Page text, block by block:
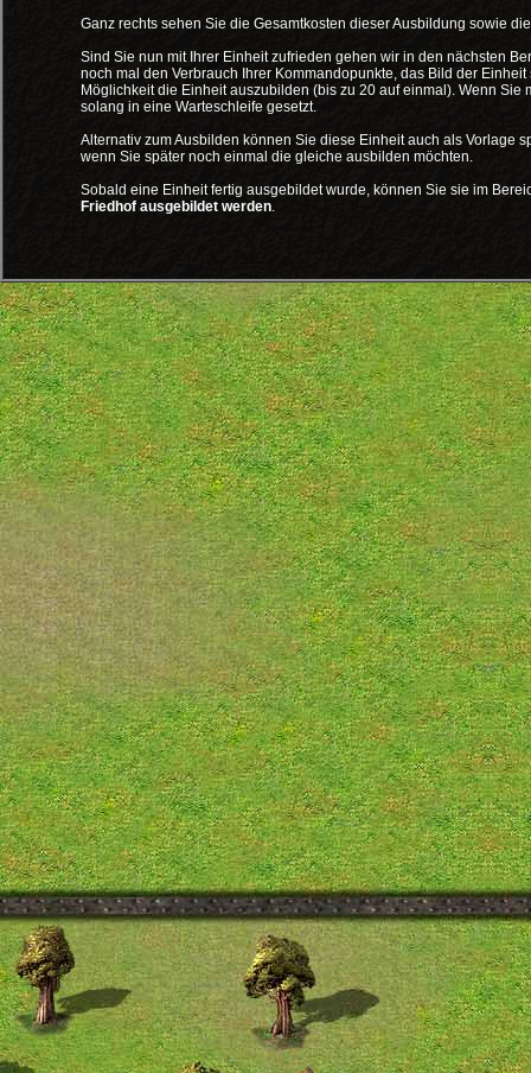
Ganz rechts sehen Sie die Gesamtkosten dieser Ausbildung sowie
Sind Sie nun mit Ihrer Einheit zufrieden gehen wir in den nächsten
noch mal den Verbrauch Ihrer Kommandopunkte, das Bild der
Möglichkeit die Einheit auszubilden (bis zu 20 auf einmal). Wenn
solang in eine Warteschleife gesetzt.
Alternativ zum Ausbilden können Sie diese Einheit auch als Vorlage
wenn Sie später noch einmal die gleiche ausbilden möchten.
Sobald eine Einheit fertig ausgebildet wurde, können Sie sie im
Friedhof ausgebildet werden.